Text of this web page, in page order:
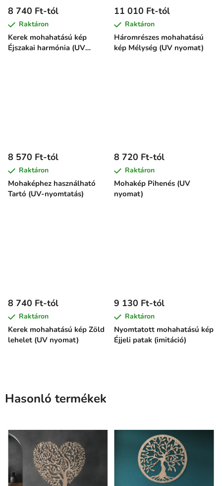
Kerek mohahatású kép
Éjszakai harmónia (UV
8 740 Ft-tól
Raktáron
Háromrészes mohahatású
kép Mélység (UV nyomat)
11 010 Ft-tól
Raktáron
Mohaképhez használható
Tartó (UV-nyomtatás)
8 570 Ft-tól
Raktáron
Mohakép Pihenés (UV
nyomat)
8 720 Ft-tól
Raktáron
Kerek mohahatású kép Zöld
lehelet (UV nyomat)
8 740 Ft-tól
Raktáron
Nyomtatott mohahatású kép
Éjjeli patak (imitáció)
9 130 Ft-tól
Raktáron
Hasonló termékek